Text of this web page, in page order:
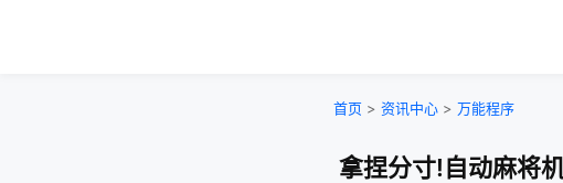
首页 > 资讯中心 > 万能程序
拿捏分寸!自动麻将